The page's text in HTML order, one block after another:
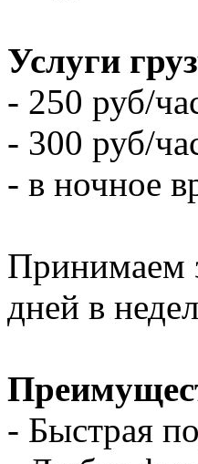
Услуги
- 250 руб/
- 300 руб/
- в ночное
Принимаем
дней в
- Быстрая